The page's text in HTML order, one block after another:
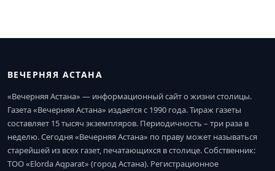
ВЕЧЕРНЯЯ АСТАНА
«Вечерняя Астана» — информационный сайт о жизни столицы.
Газета «Вечерняя Астана» издается с 1990 года. Тираж газеты
составляет 15 тысяч экземпляров. Периодичность – три раза в
неделю. Сегодня «Вечерняя Астана» по праву может называться
старейшей из всех газет, печатающихся в столице. Собственник:
ТОО «Elorda Aqparat» (город Астана). Регистрационное